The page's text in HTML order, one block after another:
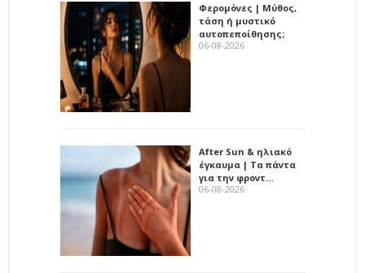
Φερομόνες | Μύθος,
τάση ή μυστικό
αυτοπεποίθησης;
06-08-2026
After Sun & ηλιακό
έγκαυμα | Τα πάντα
για την φροντ…
06-08-2026